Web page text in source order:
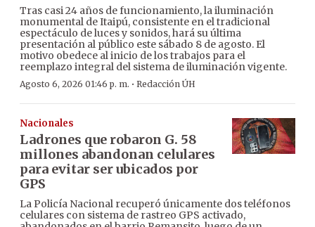
Tras casi 24 años de funcionamiento, la iluminación
monumental de Itaipú, consistente en el tradicional
espectáculo de luces y sonidos, hará su última
presentación al público este sábado 8 de agosto. El
motivo obedece al inicio de los trabajos para el
reemplazo integral del sistema de iluminación vigente.
Agosto 6, 2026 01:46 p. m. · Redacción ÚH
Nacionales
Ladrones que robaron G. 58
millones abandonan celulares
para evitar ser ubicados por
GPS
La Policía Nacional recuperó únicamente dos teléfonos
celulares con sistema de rastreo GPS activado,